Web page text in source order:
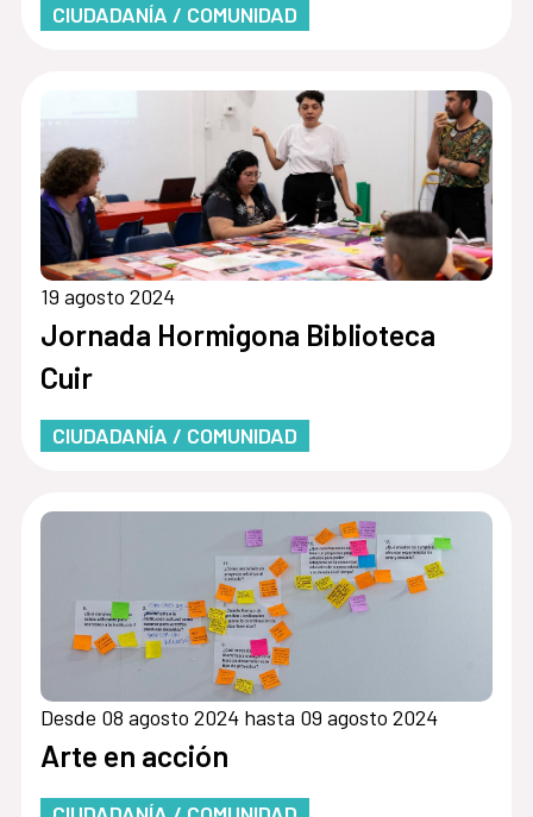
CIUDADANÍA / COMUNIDAD
19 agosto 2024
Jornada Hormigona Biblioteca
Cuir
CIUDADANÍA / COMUNIDAD
Desde 08 agosto 2024 hasta 09 agosto 2024
Arte en acción